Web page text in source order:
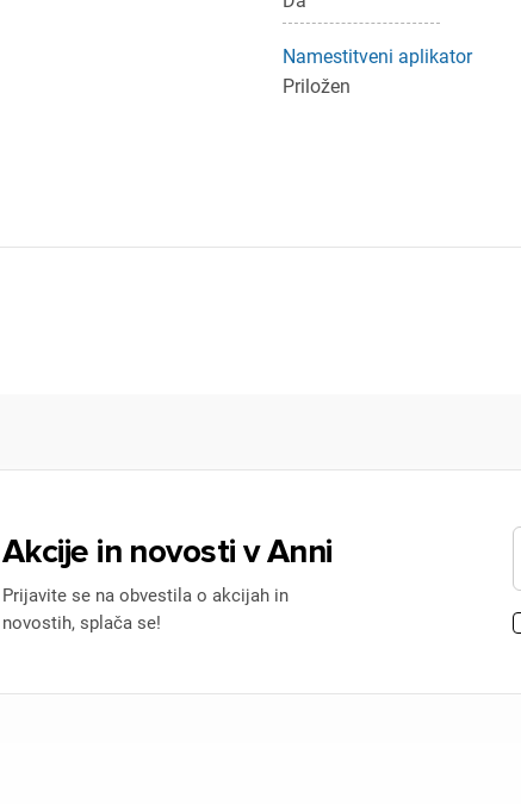
Namestitveni aplikator
Priložen
Akcije in novosti v Anni
Prijavite se na obvestila o akcijah in
novostih, splača se!